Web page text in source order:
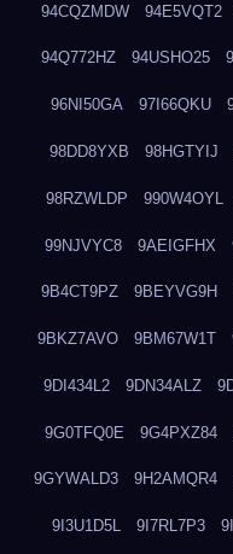
94CQZMDW 94E5VQT2
94Q772HZ 94USHO25
96NI50GA 97I66QKU
98DD8YXB 98HGTYIJ
98RZWLDP 990W4OYL
99NJVYC8 9AEIGFHX
9B4CT9PZ 9BEYVG9H
9BKZ7AVO 9BM67W1T
9DI434L2 9DN34ALZ
9G0TFQ0E 9G4PXZ84
9GYWALD3 9H2AMQR4
9I3U1D5L 9I7RL7P3